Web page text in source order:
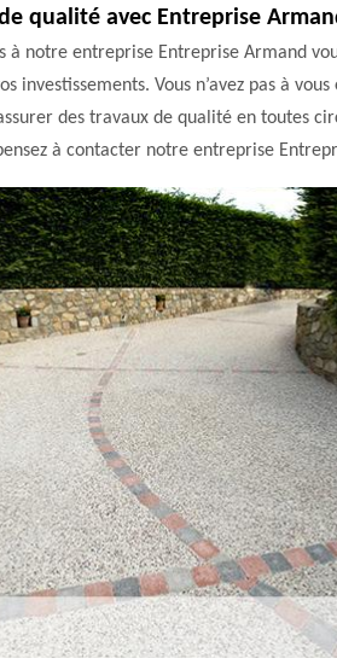
qualité avec Entreprise
à notre entreprise Entreprise Armand
investissements. Vous n’avez pas à
des travaux de qualité en toutes
à contacter notre entreprise